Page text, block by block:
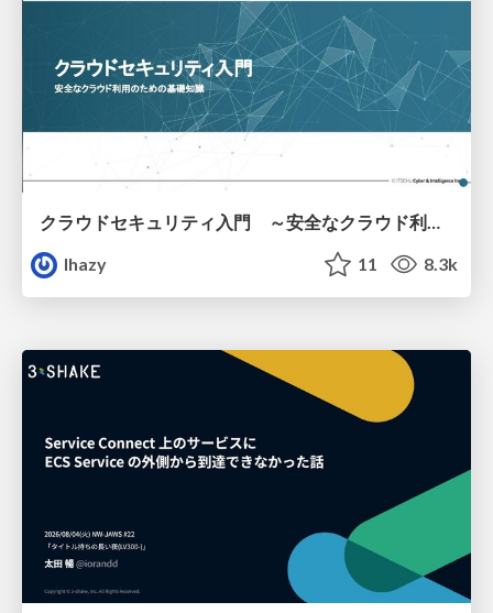
クラウドセキュリティ入門 ～安全なクラウド利用のための基礎知識～
lhazy
11 8.3k